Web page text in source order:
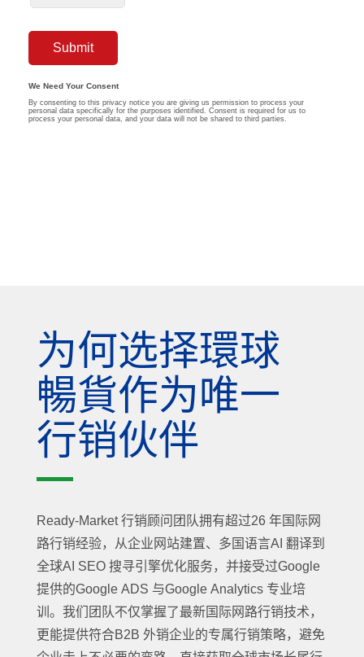
为何选择環球
暢貨作为唯一
行销伙伴
Ready-Market 行销顾问团队拥有超过26 年国际网
路行销经验，从企业网站建置、多国语言AI 翻译到
全球AI SEO 搜寻引擎优化服务，并接受过Google
提供的Google ADS 与Google Analytics 专业培
训。我们团队不仅掌握了最新国际网路行销技术，
更能提供符合B2B 外销企业的专属行销策略，避免